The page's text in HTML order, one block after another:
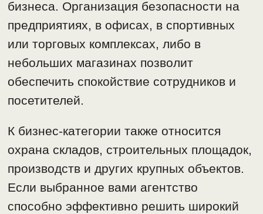
бизнеса. Организация безопасности на
предприятиях, в офисах, в спортивных
или торговых комплексах, либо в
небольших магазинах позволит
обеспечить спокойствие сотрудников и
посетителей.
К бизнес-категории также относится
охрана складов, строительных площадок,
производств и других крупных объектов.
Если выбранное вами агентство
способно эффективно решить широкий